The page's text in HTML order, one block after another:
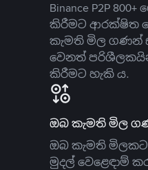
Binance P2P
කිරීමට ආරක්ෂිත
කැමති මිල ගණන්
වෙනත්
කිරීමට හැකි ය.
ඔබ කැමති මිල
ඔබ කැමති
මුදල් වෙළෙඳාම්